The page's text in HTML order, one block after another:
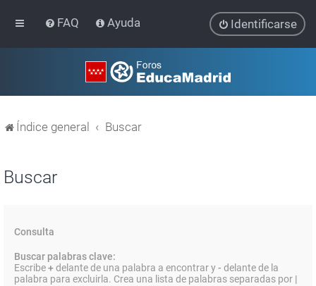
FAQ Ayuda Identificarse
Índice general Buscar
Buscar
Consulta
Buscar palabras clave:
Escribe+delante de una palabra a encontrar y- delante de la
palabra para excluirla. Crea una lista de palabras separadas por |